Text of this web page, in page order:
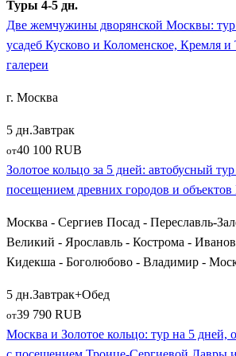
это образец провинциального
единственным в мире Музеем Мыши,
ремесленными мастерскими и
городка XIX века. По пути к ним часто
Великие сопредельные регионы:
и Тверские земли
кольцу комбинируются с путешествиями
исторические регионы России.
туристов становятся туры на
Древний
слияния рек Псковы и Великой;
Туры 4-5 дн.
Две жемчужины дворянской Москвы:
усадеб Кусково и Коломенское, Кремля и
галереи
г. Москва
5 дн.Завтрак
от40 100 RUB
Золотое кольцо за 5 дней: автобусный
посещением древних городов и
Москва - Сергиев Посад - Переславль-
Великий - Ярославль - Кострома -
Кидекша - Боголюбово - Владимир -
5 дн.Завтрак+Обед
от39 790 RUB
Москва и Золотое кольцо: тур на 5 дней,